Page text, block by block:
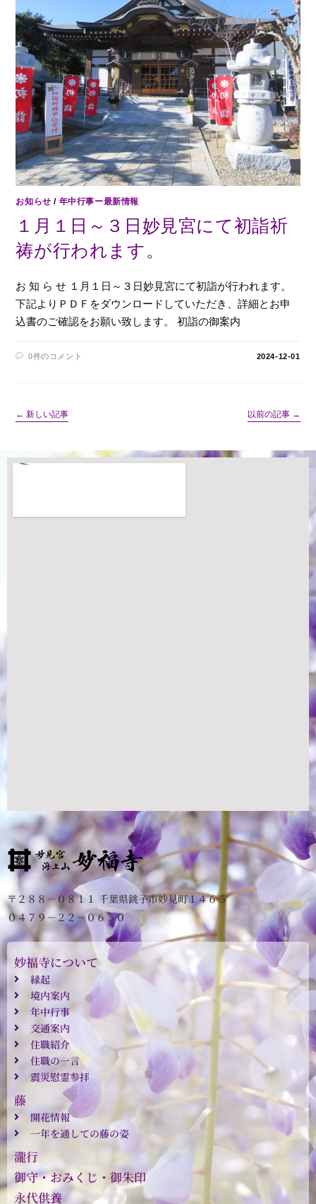
お知らせ / 年中行事ー最新情報
１月１日～３日妙見宮にて初詣祈
祷が行われます。
お 知 ら せ １月１日～３日妙見宮にて初詣が行われます。
下記よりＰＤＦをダウンロードしていただき、詳細とお申
込書のご確認をお願い致します。 初詣の御案内
0件のコメント 2024-12-01
← 新しい記事 以前の記事 →
〒２８８－０８１１ 千葉県銚子市妙見町１４６５
０４７９－２２－０６５０
妙福寺について
縁起
境内案内
年中行事
交通案内
住職紹介
住職の一言
震災慰霊参拝
藤
開花情報
一年を通しての藤の姿
瀧行
御守・おみくじ・御朱印
永代供養